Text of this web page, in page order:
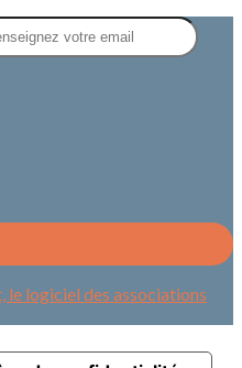
le logiciel des associations